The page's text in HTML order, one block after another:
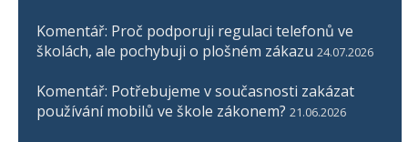
Komentář: Proč podporuji regulaci telefonů ve
školách, ale pochybuji o plošném zákazu 24.07.2026
Komentář: Potřebujeme v současnosti zakázat
používání mobilů ve škole zákonem? 21.06.2026